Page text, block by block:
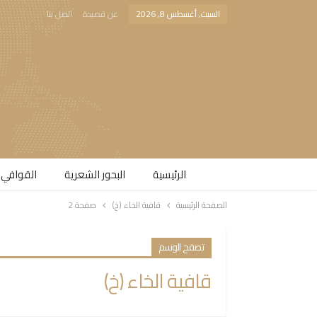
السبت, أغسطس 8, 2026 عن قصيدة اتصل بنا
الرئيسية البحور الشعرية​
الصفحة الرئيسية قافية الخاء (خ) صفحة 2
تصفح الوسم
قافية الخاء (خ)